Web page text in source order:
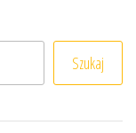
Szukaj